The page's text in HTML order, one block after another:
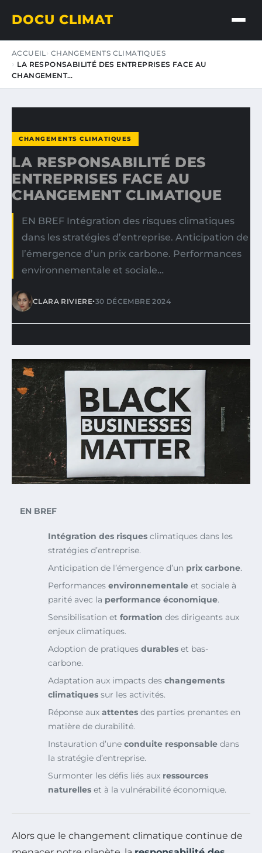
DOCU CLIMAT
ACCUEIL CHANGEMENTS CLIMATIQUES
LA RESPONSABILITÉ DES ENTREPRISES FACE AU
CHANGEMENT…
CHANGEMENTS CLIMATIQUES
LA RESPONSABILITÉ DES
ENTREPRISES FACE AU
CHANGEMENT CLIMATIQUE
EN BREF Intégration des risques climatiques
dans les stratégies d’entreprise. Anticipation de
l’émergence d’un prix carbone. Performances
environnementale et sociale…
CLARA RIVIERE•30 DÉCEMBRE 2024
EN BREF
Intégration des risques climatiques dans les
stratégies d’entreprise.
Anticipation de l’émergence d’un prix carbone.
Performances environnementale et sociale à
parité avec la performance économique.
Sensibilisation et formation des dirigeants aux
enjeux climatiques.
Adoption de pratiques durables et bas-
carbone.
Adaptation aux impacts des changements
climatiques sur les activités.
Réponse aux attentes des parties prenantes en
matière de durabilité.
Instauration d’une conduite responsable dans
la stratégie d’entreprise.
Surmonter les défis liés aux ressources
naturelles et à la vulnérabilité économique.
Alors que le changement climatique continue de